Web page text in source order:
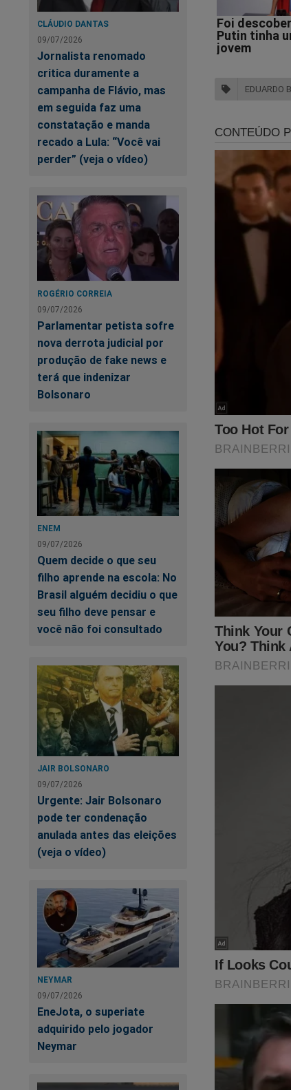
CLÁUDIO DANTAS
09/07/2026
Jornalista renomado
critica duramente a
campanha de Flávio, mas
em seguida faz uma
constatação e manda
recado a Lula: “Você vai
perder” (veja o vídeo)
ROGÉRIO CORREIA
09/07/2026
Parlamentar petista sofre
nova derrota judicial por
produção de fake news e
terá que indenizar
Bolsonaro
ENEM
09/07/2026
Quem decide o que seu
filho aprende na escola: No
Brasil alguém decidiu o que
seu filho deve pensar e
você não foi consultado
JAIR BOLSONARO
09/07/2026
Urgente: Jair Bolsonaro
pode ter condenação
anulada antes das eleições
(veja o vídeo)
NEYMAR
09/07/2026
EneJota, o superiate
adquirido pelo jogador
Neymar
Moraes está
possibilidade
Silêncio"
começaram
todos os
esconder à
https://
pode-saber
Veja a capa:
EDUARDO